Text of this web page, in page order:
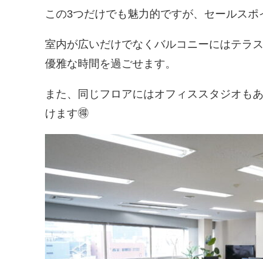
この3つだけでも魅力的ですが、セールスポ
室内が広いだけでなくバルコニーにはテラ
優雅な時間を過ごせます。
また、同じフロアにはオフィススタジオも
けます🉐